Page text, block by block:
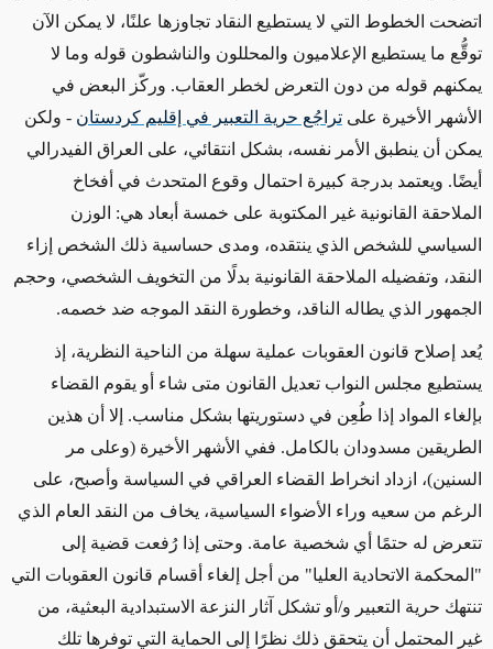
اتضحت الخطوط التي لا يستطيع النقاد تجاوزها علنًا، لا يمكن الآن
توقُّع ما يستطيع الإعلاميون والمحللون والناشطون قوله وما لا
يمكنهم قوله من دون التعرض لخطر العقاب. وركّز البعض في
الأشهر الأخيرة على تراجُع حرية التعبير في إقليم كردستان- ولكن
يمكن أن ينطبق الأمر نفسه، بشكل انتقائي، على العراق الفيدرالي
أيضًا. ويعتمد بدرجة كبيرة احتمال وقوع المتحدث في أفخاخ
الملاحقة القانونية غير المكتوبة على خمسة أبعاد هي: الوزن
السياسي للشخص الذي ينتقده، ومدى حساسية ذلك الشخص إزاء
النقد، وتفضيله الملاحقة القانونية بدلًا من التخويف الشخصي، وحجم
الجمهور الذي يطاله الناقد، وخطورة النقد الموجه ضد خصمه.
يُعد إصلاح قانون العقوبات عملية سهلة من الناحية النظرية، إذ
يستطيع مجلس النواب تعديل القانون متى شاء أو يقوم القضاء
بإلغاء المواد إذا طُعِن في دستوريتها بشكل مناسب. إلا أن هذين
الطريقين مسدودان بالكامل. ففي الأشهر الأخيرة (وعلى مر
السنين)، ازداد انخراط القضاء العراقي في السياسة وأصبح، على
الرغم من سعيه وراء الأضواء السياسية، يخاف من النقد العام الذي
تتعرض له حتمًا أي شخصية عامة. وحتى إذا رُفعت قضية إلى
"المحكمة الاتحادية العليا" من أجل إلغاء أقسام قانون العقوبات التي
تنتهك حرية التعبير و/أو تشكل آثار النزعة الاستبدادية البعثية، من
غير المحتمل أن يتحقق ذلك نظرًا إلى الحماية التي توفرها تلك